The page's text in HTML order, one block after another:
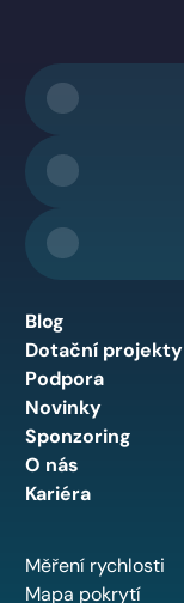
Blog
Dotační projekty
Podpora
Novinky
Sponzoring
O nás
Kariéra
Měření rychlosti
Mapa pokrytí